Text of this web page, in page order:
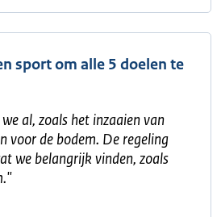
sport om alle 5 doelen te
al, zoals het inzaaien van
voor de bodem. De regeling
we belangrijk vinden, zoals
"